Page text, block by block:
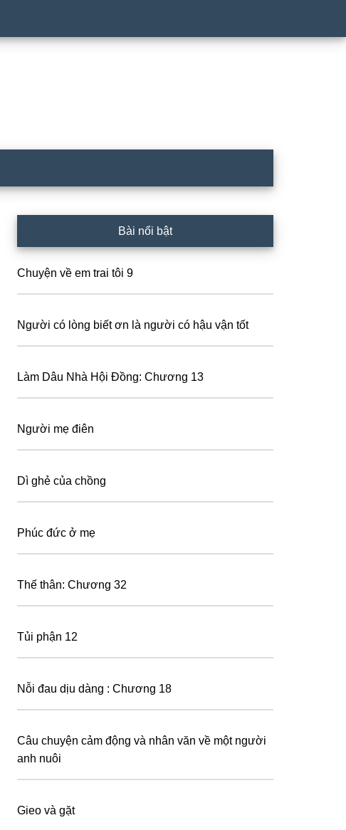
Sidebar
Bài nổi bật
Chuyện về em trai tôi 9
Người có lòng biết ơn là người có hậu vận tốt
Làm Dâu Nhà Hội Đồng: Chương 13
Người mẹ điên
Dì ghẻ của chồng
Phúc đức ở mẹ
Thế thân: Chương 32
Tủi phận 12
Nỗi đau dịu dàng : Chương 18
Câu chuyện cảm động và nhân văn về một người
anh nuôi
Gieo và gặt